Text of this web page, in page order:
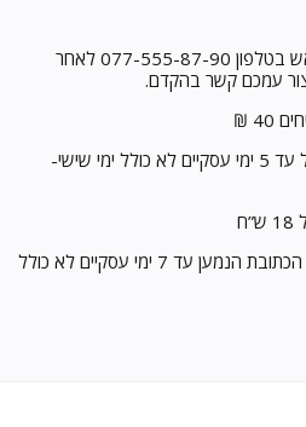
איסוף עצמי בחיפה בתאום מראש בטלפון 077-555-87-90 לאחר
עמכם קשר בהקדם.
₪
שליח עד הבית שירות מהיר ויעיל עד 5 ימי עסקיים לא כולל ימי שישי-
איסוף חבילה מסניף הדואר לפי הכתובת הנמען עד 7 ימי עסקיים לא כולל